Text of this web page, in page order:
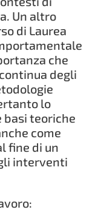
Un altro
di Laurea
che
degli
lo
basi teoriche
come
fine di un
interventi